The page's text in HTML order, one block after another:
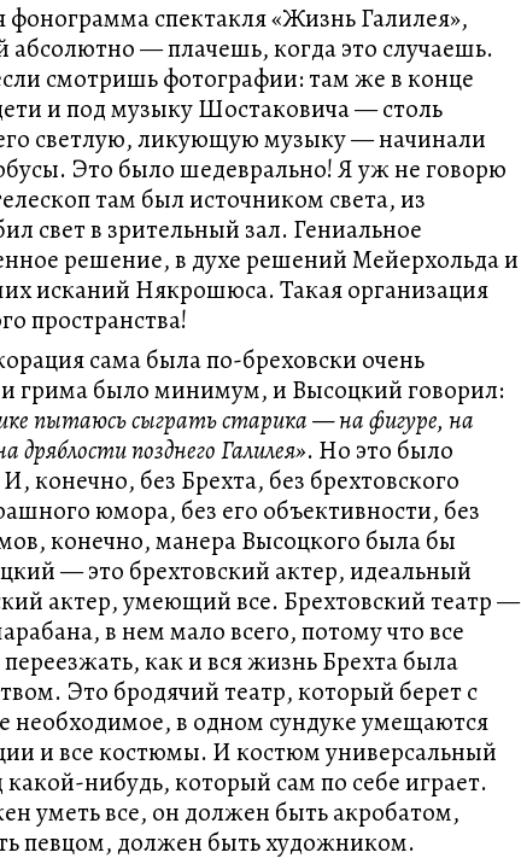
фонограмма спектакля «Жизнь Галилея»,
абсолютно — плачешь, когда это случаешь.
смотришь фотографии: там же в конце
и под музыку Шостаковича — столь
светлую, ликующую музыку — начинали
Это было шедеврально! Я уж не говорю
там был источником света, из
свет в зрительный зал. Гениальное
решение, в духе решений Мейерхольда и
исканий Някрошюса. Такая организация
пространства!
сама была по-бреховски очень
и грима было минимум, и Высоцкий говорил:
пытаюсь сыграть старика — на фигуре, на
дряблости позднего Галилея». Но это было
конечно, без Брехта, без брехтовского
юмора, без его объективности, без
конечно, манера Высоцкого была бы
— это брехтовский актер, идеальный
актер, умеющий все. Брехтовский театр —
в нем мало всего, потому что все
как и вся жизнь Брехта была
Это бродячий театр, который берет с
необходимое, в одном сундуке умещаются
и все костюмы. И костюм универсальный
нибудь, который сам по себе играет.
уметь все, он должен быть акробатом,
певцом, должен быть художником.